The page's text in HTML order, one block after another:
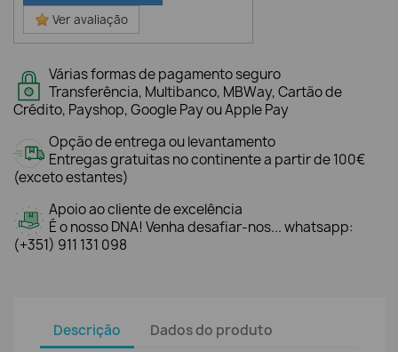
Ver avaliação
Várias formas de pagamento seguro
Transferência, Multibanco, MBWay, Cartão de
Crédito, Payshop, Google Pay ou Apple Pay
Opção de entrega ou levantamento
Entregas gratuitas no continente a partir de 100€
(exceto estantes)
Apoio ao cliente de excelência
É o nosso DNA! Venha desafiar-nos... whatsapp:
(+351) 911 131 098
Descrição Dados do produto